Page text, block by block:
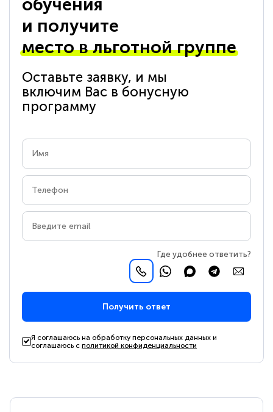
обучения
и получите
место в льготной группе
Оставьте заявку, и мы
включим Вас в бонусную
программу
Где удобнее ответить?
Получить ответ
Я соглашаюсь на обработку персональных данных и
соглашаюсь сполитикой конфиденциальности